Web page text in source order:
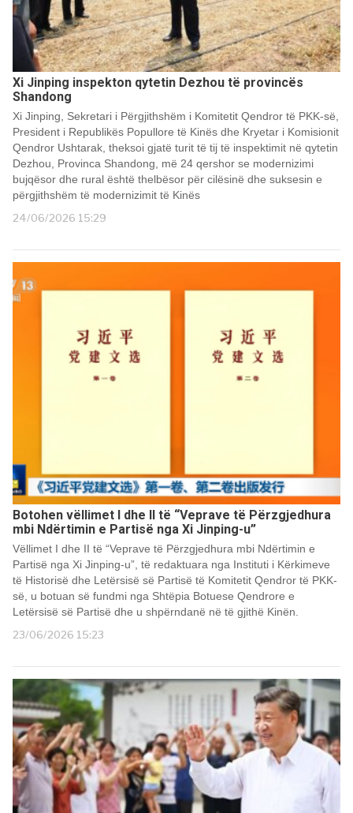
Xi Jinping inspekton qytetin Dezhou të provincës
Shandong
Xi Jinping, Sekretari i Përgjithshëm i Komitetit Qendror të PKK-së,
President i Republikës Popullore të Kinës dhe Kryetar i Komisionit
Qendror Ushtarak, theksoi gjatë turit të tij të inspektimit në qytetin
Dezhou, Provinca Shandong, më 24 qershor se modernizimi
bujqësor dhe rural është thelbësor për cilësinë dhe suksesin e
përgjithshëm të modernizimit të Kinës
24/06/2026 15:29
Botohen vëllimet I dhe II të “Veprave të Përzgjedhura
mbi Ndërtimin e Partisë nga Xi Jinping-u”
Vëllimet I dhe II të “Veprave të Përzgjedhura mbi Ndërtimin e
Partisë nga Xi Jinping-u”, të redaktuara nga Instituti i Kërkimeve
të Historisë dhe Letërsisë së Partisë të Komitetit Qendror të PKK-
së, u botuan së fundmi nga Shtëpia Botuese Qendrore e
Letërsisë së Partisë dhe u shpërndanë në të gjithë Kinën.
23/06/2026 15:23